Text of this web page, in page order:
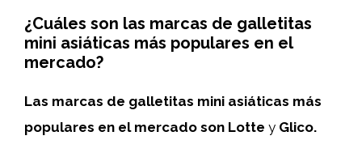
¿Cuáles son las marcas de galletitas
mini asiáticas más populares en el
mercado?
Las marcas de galletitas mini asiáticas más
populares en el mercado son Lotte y Glico.